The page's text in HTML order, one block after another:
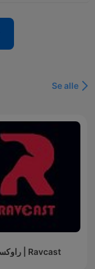
Se alle
راوکست | Ravcast